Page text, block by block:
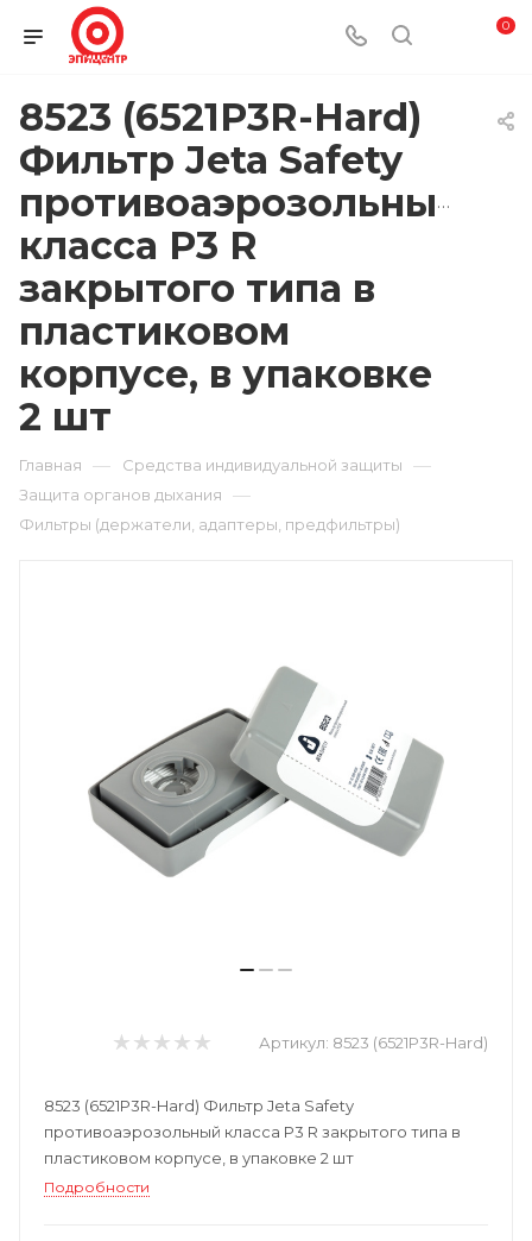
0
8523 (6521P3R-Hard)
Фильтр Jeta Safety
противоаэрозольный
класса P3 R
закрытого типа в
пластиковом
корпусе, в упаковке
2 шт
Главная — Средства индивидуальной защиты —
Защита органов дыхания —
Фильтры (держатели, адаптеры, предфильтры)
Артикул: 8523 (6521P3R-Hard)
8523 (6521P3R-Hard) Фильтр Jeta Safety
противоаэрозольный класса P3 R закрытого типа в
пластиковом корпусе, в упаковке 2 шт
Подробности